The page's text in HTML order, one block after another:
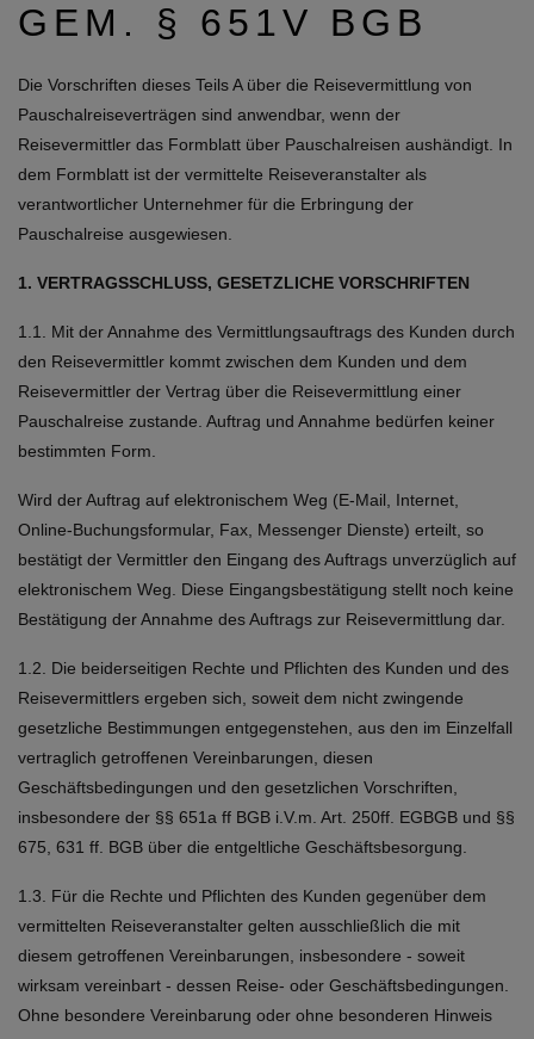
GEM. § 651V BGB
Die Vorschriften dieses Teils A über die Reisevermittlung von
Pauschalreiseverträgen sind anwendbar, wenn der
Reisevermittler das Formblatt über Pauschalreisen aushändigt. In
dem Formblatt ist der vermittelte Reiseveranstalter als
verantwortlicher Unternehmer für die Erbringung der
Pauschalreise ausgewiesen.
1. VERTRAGSSCHLUSS, GESETZLICHE VORSCHRIFTEN
1.1. Mit der Annahme des Vermittlungsauftrags des Kunden durch
den Reisevermittler kommt zwischen dem Kunden und dem
Reisevermittler der Vertrag über die Reisevermittlung einer
Pauschalreise zu­stande. Auftrag und Annahme bedürfen keiner
bestimmten Form.
Wird der Auftrag auf elektronischem Weg (E-Mail, Internet,
Online-Buchungsformular, Fax, Messenger Dienste) erteilt, so
bestätigt der Vermittler den Eingang des Auftrags unverzüglich auf
elektronischem Weg. Diese Eingangsbestätigung stellt noch keine
Bestätigung der Annahme des Auftrags zur Reisevermittlung dar.
1.2. Die beiderseitigen Rechte und Pflichten des Kunden und des
Reisevermittlers ergeben sich, soweit dem nicht zwingende
gesetzliche Bestimmungen entgegenstehen, aus den im Einzelfall
vertraglich getroffenen Vereinbarungen, diesen
Geschäftsbedingungen und den gesetzlichen Vorschriften,
insbesondere der §§ 651a ff BGB i.V.m. Art. 250ff. EGBGB und §§
675, 631 ff. BGB über die entgeltliche Geschäftsbesorgung.
1.3. Für die Rechte und Pflichten des Kunden gegenüber dem
vermittelten Reiseveranstalter gelten ausschließlich die mit
diesem getroffenen Vereinbarungen, insbesondere - soweit
wirksam vereinbart - dessen Reise- oder Geschäftsbedingungen.
Ohne besondere Vereinbarung oder ohne besonderen Hinweis